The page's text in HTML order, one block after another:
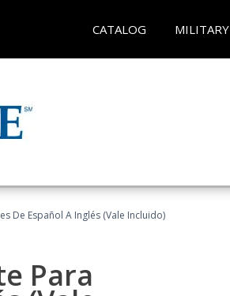
CATALOG MILITARY
De Español A Inglés (Vale Incluido)
Para